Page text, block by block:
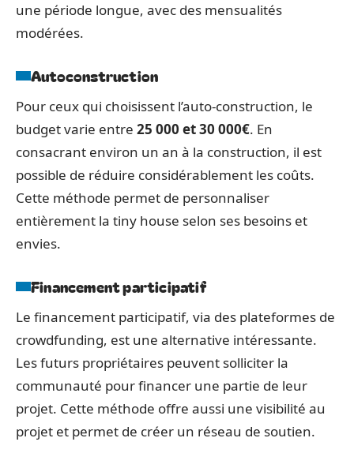
une période longue, avec des mensualités
modérées.
Autoconstruction
Pour ceux qui choisissent l’auto-construction, le
budget varie entre 25 000 et 30 000€. En
consacrant environ un an à la construction, il est
possible de réduire considérablement les coûts.
Cette méthode permet de personnaliser
entièrement la tiny house selon ses besoins et
envies.
Financement participatif
Le financement participatif, via des plateformes de
crowdfunding, est une alternative intéressante.
Les futurs propriétaires peuvent solliciter la
communauté pour financer une partie de leur
projet. Cette méthode offre aussi une visibilité au
projet et permet de créer un réseau de soutien.